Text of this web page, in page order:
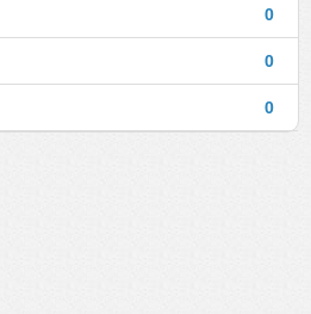
0
0
0